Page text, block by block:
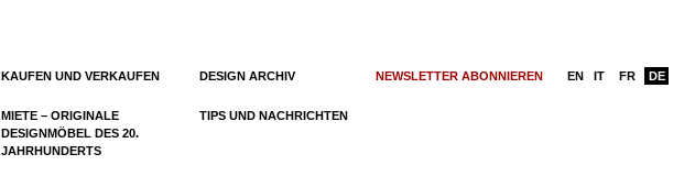
KAUFEN UND VERKAUFEN DESIGN ARCHIV NEWSLETTER ABONNIEREN
MIETE – ORIGINALE
DESIGNMÖBEL DES 20.
JAHRHUNDERTS
TIPS UND NACHRICHTEN
EN IT FR DE